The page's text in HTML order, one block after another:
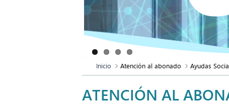
Inicio Atención al abonado Ayudas
ATENCIÓN AL